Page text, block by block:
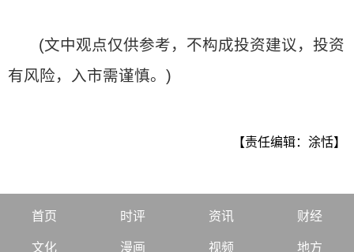
(文中观点仅供参考，不构成投资建议，投资
有风险，入市需谨慎。)
【责任编辑：涂恬】
首页 时评 资讯 财经
文化 漫画 视频 地方